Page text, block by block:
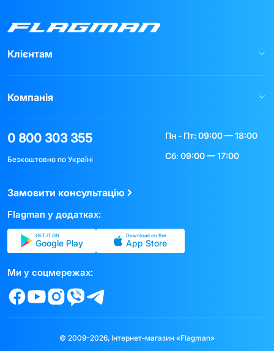
Клієнтам
Компанія
0 800 303 355
Безкоштовно по Україні
Пн - Пт: 09:00 — 18:00
Сб: 09:00 — 17:00
Замовити консультацію
Flagman у додатках:
GET IT ON
Google Play
Download on the
App Store
Ми у соцмережах:
© 2009–2026, Інтернет-магазин «Flagman»